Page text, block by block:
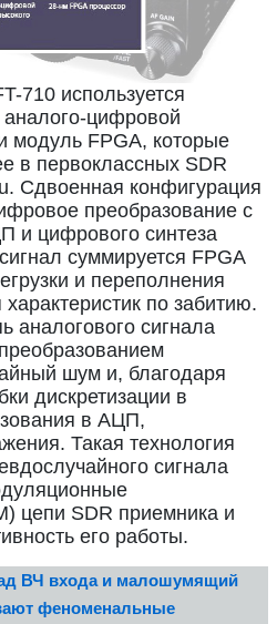
710 используется
цифровой
модуль FPGA, которые
в первоклассных SDR
Сдвоенная конфигурация
преобразование с
и цифрового синтеза
суммируется FPGA
и переполнения
по забитию.
аналогового сигнала
шум и, благодаря
дискретизации в
в АЦП,
Такая технология
сигнала
цепи SDR приемника и
его работы.
ВЧ входа и малошумящий
феноменальные